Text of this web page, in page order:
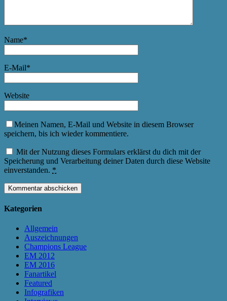
Name*
E-Mail*
Website
Meinen Namen, E-Mail und Website in diesem Browser
speichern, bis ich wieder kommentiere.
Mit der Nutzung dieses Formulars erklärst du dich mit der
Speicherung und Verarbeitung deiner Daten durch diese Website
einverstanden. *
Kategorien
Allgemein
Auszeichnungen
Champions League
EM 2012
EM 2016
Fanartikel
Featured
Infografiken